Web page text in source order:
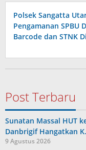
Polsek Sangatta
Pengamanan SPBU
Barcode dan STNK
Post Terbaru
Sunatan Massal HUT
Danbrigif Hangatkan
9 Agustus 2026